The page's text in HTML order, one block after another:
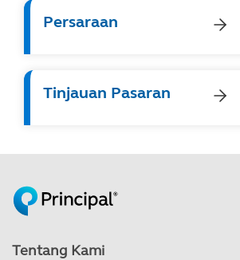
Persaraan
Tinjauan Pasaran
Tentang Kami